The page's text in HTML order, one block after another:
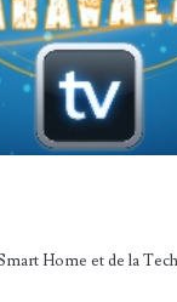
Home et de la